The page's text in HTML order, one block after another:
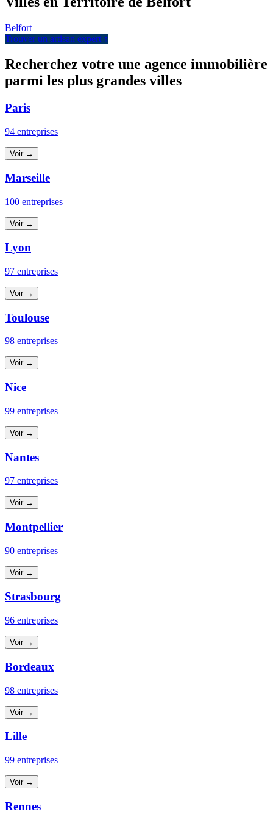
Belfort
Trouver un artisan expert ↑
Recherchez votre une agence immobilière
parmi les plus grandes villes
Paris
94 entreprises
Voir →
Marseille
100 entreprises
Voir →
Lyon
97 entreprises
Voir →
Toulouse
98 entreprises
Voir →
Nice
99 entreprises
Voir →
Nantes
97 entreprises
Voir →
Montpellier
90 entreprises
Voir →
Strasbourg
96 entreprises
Voir →
Bordeaux
98 entreprises
Voir →
Lille
99 entreprises
Voir →
Rennes